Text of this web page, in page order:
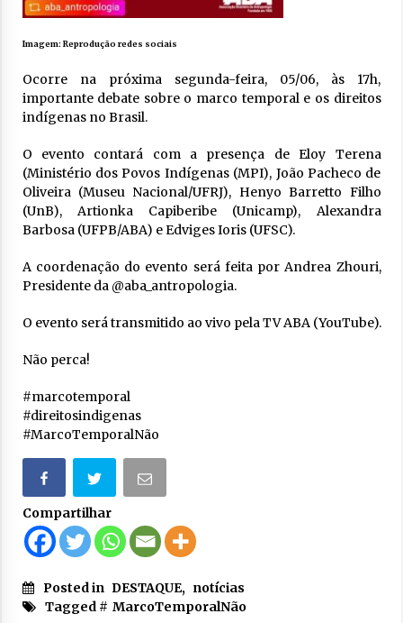
Imagem: Reprodução redes sociais
Ocorre na próxima segunda-feira, 05/06, às 17h,
importante debate sobre o marco temporal e os direitos
indígenas no Brasil.
O evento contará com a presença de Eloy Terena
(Ministério dos Povos Indígenas (MPI), João Pacheco de
Oliveira (Museu Nacional/UFRJ), Henyo Barretto Filho
(UnB), Artionka Capiberibe (Unicamp), Alexandra
Barbosa (UFPB/ABA) e Edviges Ioris (UFSC).
A coordenação do evento será feita por Andrea Zhouri,
Presidente da @aba_antropologia.
O evento será transmitido ao vivo pela TV ABA (YouTube).
Não perca!
#marcotemporal
#direitosindigenas
#MarcoTemporalNão
Compartilhar
Posted in DESTAQUE, notícias
Tagged # MarcoTemporalNão